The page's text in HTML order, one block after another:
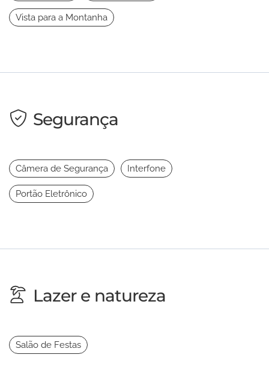
Vista para a Montanha
Segurança
Câmera de Segurança Interfone
Portão Eletrônico
Lazer e natureza
Salão de Festas